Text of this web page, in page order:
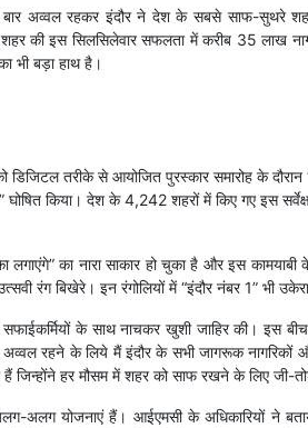
बार अव्वल रहकर इंदौर ने देश के सबसे साफ-सुथरे
की इस सिलसिलेवार सफलता में करीब 35 लाख
भी बड़ा हाथ है।
तरीके से आयोजित पुरस्कार समारोह के दौरान
घोषित किया। देश के 4,242 शहरों में किए गए इस
लगाएंगे” का नारा साकार हो चुका है और इस
रंग बिखेरे। इन रंगोलियों में “इंदौर नंबर 1” भी
सफाईकर्मियों के साथ नाचकर खुशी जाहिर की। इस
अव्वल रहने के लिये मैं इंदौर के सभी जागरूक नागरिकों
जिन्होंने हर मौसम में शहर को साफ रखने के लिए जी-
अलग योजनाएं हैं। आईएमसी के अधिकारियों ने